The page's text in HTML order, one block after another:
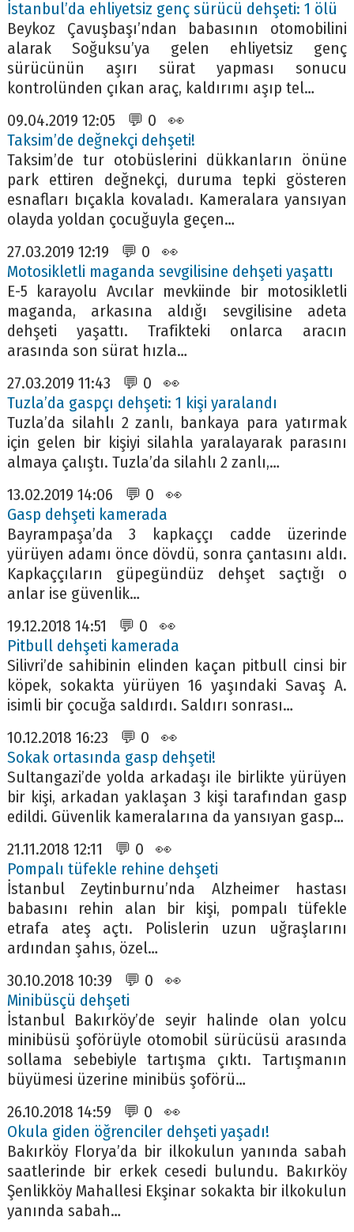
İstanbul’da ehliyetsiz genç sürücü dehşeti: 1 ölü
Beykoz Çavuşbaşı’ndan babasının otomobilini
alarak Soğuksu’ya gelen ehliyetsiz genç
sürücünün aşırı sürat yapması sonucu
kontrolünden çıkan araç, kaldırımı aşıp tel…
09.04.2019 12:05 💬 0 👀
Taksim’de değnekçi dehşeti!
Taksim’de tur otobüslerini dükkanların önüne
park ettiren değnekçi, duruma tepki gösteren
esnafları bıçakla kovaladı. Kameralara yansıyan
olayda yoldan çocuğuyla geçen…
27.03.2019 12:19 💬 0 👀
Motosikletli maganda sevgilisine dehşeti yaşattı
E-5 karayolu Avcılar mevkiinde bir motosikletli
maganda, arkasına aldığı sevgilisine adeta
dehşeti yaşattı. Trafikteki onlarca aracın
arasında son sürat hızla…
27.03.2019 11:43 💬 0 👀
Tuzla’da gaspçı dehşeti: 1 kişi yaralandı
Tuzla’da silahlı 2 zanlı, bankaya para yatırmak
için gelen bir kişiyi silahla yaralayarak parasını
almaya çalıştı. Tuzla’da silahlı 2 zanlı,…
13.02.2019 14:06 💬 0 👀
Gasp dehşeti kamerada
Bayrampaşa’da 3 kapkaççı cadde üzerinde
yürüyen adamı önce dövdü, sonra çantasını aldı.
Kapkaççıların güpegündüz dehşet saçtığı o
anlar ise güvenlik…
19.12.2018 14:51 💬 0 👀
Pitbull dehşeti kamerada
Silivri’de sahibinin elinden kaçan pitbull cinsi bir
köpek, sokakta yürüyen 16 yaşındaki Savaş A.
isimli bir çocuğa saldırdı. Saldırı sonrası…
10.12.2018 16:23 💬 0 👀
Sokak ortasında gasp dehşeti!
Sultangazi’de yolda arkadaşı ile birlikte yürüyen
bir kişi, arkadan yaklaşan 3 kişi tarafından gasp
edildi. Güvenlik kameralarına da yansıyan gasp…
21.11.2018 12:11 💬 0 👀
Pompalı tüfekle rehine dehşeti
İstanbul Zeytinburnu’nda Alzheimer hastası
babasını rehin alan bir kişi, pompalı tüfekle
etrafa ateş açtı. Polislerin uzun uğraşlarını
ardından şahıs, özel…
30.10.2018 10:39 💬 0 👀
Minibüsçü dehşeti
İstanbul Bakırköy’de seyir halinde olan yolcu
minibüsü şoförüyle otomobil sürücüsü arasında
sollama sebebiyle tartışma çıktı. Tartışmanın
büyümesi üzerine minibüs şoförü…
26.10.2018 14:59 💬 0 👀
Okula giden öğrenciler dehşeti yaşadı!
Bakırköy Florya’da bir ilkokulun yanında sabah
saatlerinde bir erkek cesedi bulundu. Bakırköy
Şenlikköy Mahallesi Ekşinar sokakta bir ilkokulun
yanında sabah…